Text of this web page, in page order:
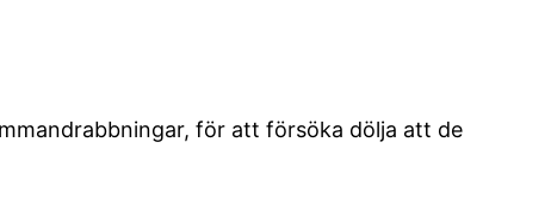
för att försöka dölja att de